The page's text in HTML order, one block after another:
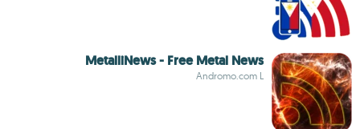
MetalliNews - Free Metal News
Andromo.com L